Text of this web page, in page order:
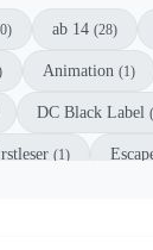
ab 14 (28)
Animation (1)
DC Black Label
(1)